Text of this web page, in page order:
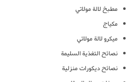
مطبخ لالة مولاتي
مكياج
ميكرو لالة مولاتي
نصائح التغذية السليمة
نصائح ديكورات منزلية